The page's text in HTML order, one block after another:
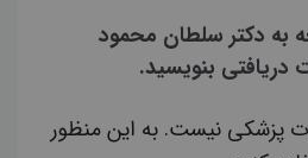
به دکتر سلطان محمود
دریافتی بنویسید.
پزشکی نیست. به این منظور